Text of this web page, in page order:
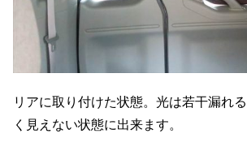
リアに取り付けた状態。光は若干漏れ
く見えない状態に出来ます。